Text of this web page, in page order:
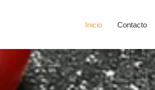
Inicio Contacto